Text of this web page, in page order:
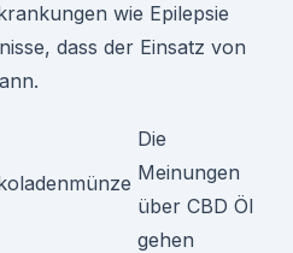
wie Epilepsie
dass der Einsatz von
Die
Meinungen
über CBD Öl
gehen